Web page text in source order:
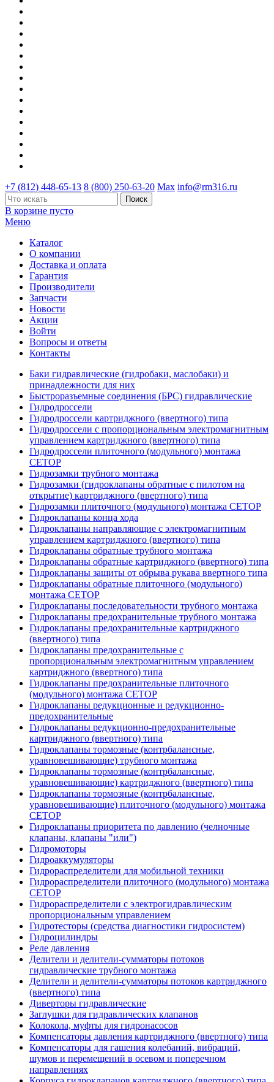
+7 (812) 448-65-13 8 (800) 250-63-20 Max info@rm316.ru
В корзине пусто
Меню
Каталог
О компании
Доставка и оплата
Гарантия
Производители
Запчасти
Новости
Акции
Войти
Вопросы и ответы
Контакты
Баки гидравлические (гидробаки, маслобаки) и
принадлежности для них
Быстроразъемные соединения (БРС) гидравлические
Гидродроссели
Гидродроссели картриджного (ввертного) типа
Гидродроссели с пропорциональным электромагнитным
управлением картриджного (ввертного) типа
Гидродроссели плиточного (модульного) монтажа
CETOP
Гидрозамки трубного монтажа
Гидрозамки (гидроклапаны обратные с пилотом на
открытие) картриджного (ввертного) типа
Гидрозамки плиточного (модульного) монтажа CETOP
Гидроклапаны конца хода
Гидроклапаны направляющие с электромагнитным
управлением картриджного (ввертного) типа
Гидроклапаны обратные трубного монтажа
Гидроклапаны обратные картриджного (ввертного) типа
Гидроклапаны защиты от обрыва рукава ввертного типа
Гидроклапаны обратные плиточного (модульного)
монтажа CETOP
Гидроклапаны последовательности трубного монтажа
Гидроклапаны предохранительные трубного монтажа
Гидроклапаны предохранительные картриджного
(ввертного) типа
Гидроклапаны предохранительные с
пропорциональным электромагнитным управлением
картриджного (ввертного) типа
Гидроклапаны предохранительные плиточного
(модульного) монтажа CETOP
Гидроклапаны редукционные и редукционно-
предохранительные
Гидроклапаны редукционно-предохранительные
картриджного (ввертного) типа
Гидроклапаны тормозные (контрбалансные,
уравновешивающие) трубного монтажа
Гидроклапаны тормозные (контрбалансные,
уравновешивающие) картриджного (ввертного) типа
Гидроклапаны тормозные (контрбалансные,
уравновешивающие) плиточного (модульного) монтажа
CETOP
Гидроклапаны приоритета по давлению (челночные
клапаны, клапаны "или")
Гидромоторы
Гидроаккумуляторы
Гидрораспределители для мобильной техники
Гидрораспределители плиточного (модульного) монтажа
СЕТОР
Гидрораспределители с электрогидравлическим
пропорциональным управлением
Гидротесторы (средства диагностики гидросистем)
Гидроцилиндры
Реле давления
Делители и делители-сумматоры потоков
гидравлические трубного монтажа
Делители и делители-сумматоры потоков картриджного
(ввертного) типа
Диверторы гидравлические
Заглушки для гидравлических клапанов
Колокола, муфты для гидронасосов
Компенсаторы давления картриджного (ввертного) типа
Компенсаторы для гашения колебаний, вибраций,
шумов и перемещений в осевом и поперечном
направлениях